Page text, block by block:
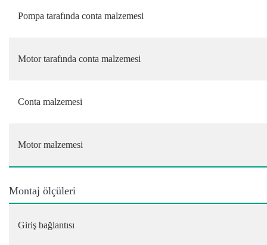
Pompa tarafında conta malzemesi
Motor tarafında conta malzemesi
Conta malzemesi
Motor malzemesi
Montaj ölçüleri
Giriş bağlantısı